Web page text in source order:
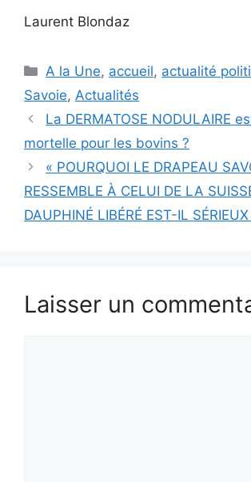
Laurent Blondaz
Catégories
A la Une, accueil, actualité
Savoie, Actualités
La DERMATOSE NODULAIRE
mortelle pour les bovins ?
« POURQUOI LE DRAPEAU
RESSEMBLE À CELUI DE LA
DAUPHINÉ LIBÉRÉ EST-IL SÉRIEUX
Laisser un